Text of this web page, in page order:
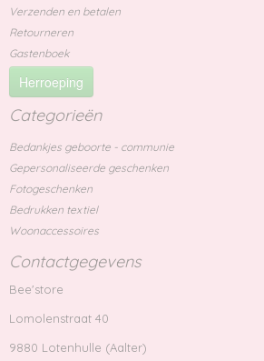
Verzenden en betalen
Retourneren
Gastenboek
Herroeping
Categorieën
Bedankjes geboorte - communie
Gepersonaliseerde geschenken
Fotogeschenken
Bedrukken textiel
Woonaccessoires
Contactgegevens
Bee'store
Lomolenstraat 40
9880 Lotenhulle (Aalter)